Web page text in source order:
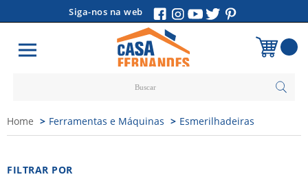
Siga-nos na web
Vazio
Home Ferramentas e Máquinas Esmerilhadeiras
FILTRAR POR